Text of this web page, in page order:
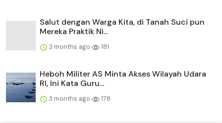
Salut dengan Warga Kita, di Tanah Suci pun
Mereka Praktik Ni...
3 months ago 181
Heboh Militer AS Minta Akses Wilayah Udara
RI, Ini Kata Guru...
3 months ago 178